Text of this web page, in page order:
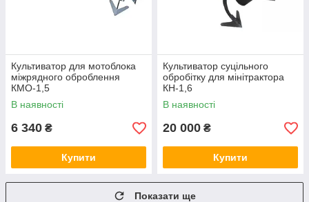
Культиватор для мотоблока
міжрядного оброблення
КМО-1,5
В наявності
6 340 ₴
Купити
Культиватор суцільного
обробітку для мінітрактора
КН-1,6
В наявності
20 000 ₴
Купити
Показати ще